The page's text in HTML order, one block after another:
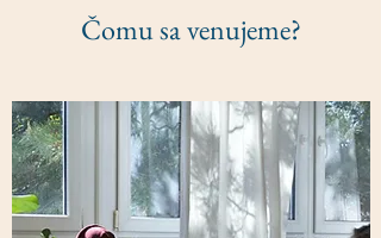
Čomu sa venujeme?